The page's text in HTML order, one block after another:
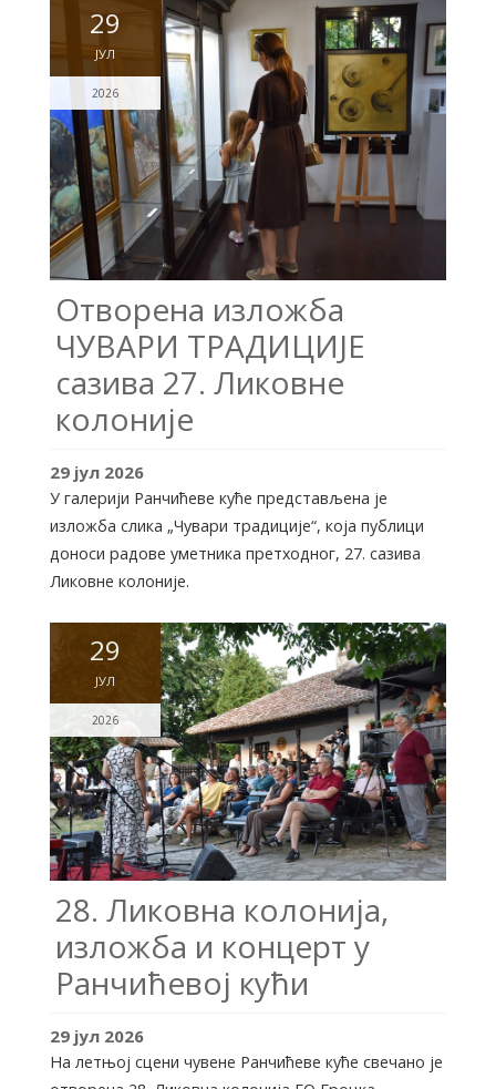
29
ЈУЛ
2026
Отворена изложба
ЧУВАРИ ТРАДИЦИЈЕ
сазива 27. Ликовне
колоније
29 јул 2026
У галерији Ранчићеве куће представљена је
изложба слика „Чувари традиције“, која публици
доноси радове уметника претходног, 27. сазива
Ликовне колоније.
29
ЈУЛ
2026
28. Ликовна колонија,
изложба и концерт у
Ранчићевој кући
29 јул 2026
На летњој сцени чувене Ранчићеве куће свечано је